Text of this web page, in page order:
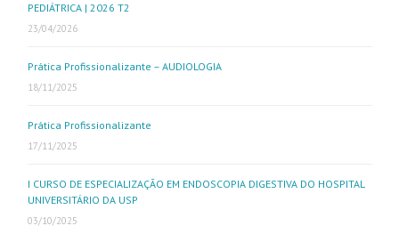
PEDIÁTRICA | 2026 T2
23/04/2026
Prática Profissionalizante – AUDIOLOGIA
18/11/2025
Prática Profissionalizante
17/11/2025
I CURSO DE ESPECIALIZAÇÃO EM ENDOSCOPIA DIGESTIVA DO HOSPITAL
UNIVERSITÁRIO DA USP
03/10/2025